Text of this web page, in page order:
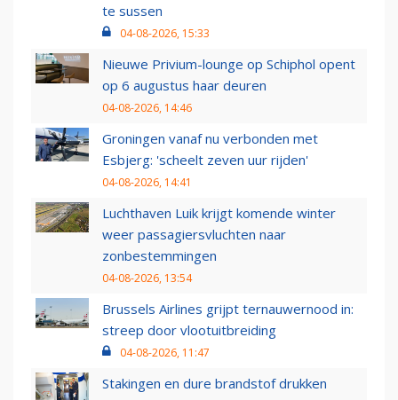
te sussen
04-08-2026, 15:33
Nieuwe Privium-lounge op Schiphol opent
op 6 augustus haar deuren
04-08-2026, 14:46
Groningen vanaf nu verbonden met
Esbjerg: 'scheelt zeven uur rijden'
04-08-2026, 14:41
Luchthaven Luik krijgt komende winter
weer passagiersvluchten naar
zonbestemmingen
04-08-2026, 13:54
Brussels Airlines grijpt ternauwernood in:
streep door vlootuitbreiding
04-08-2026, 11:47
Stakingen en dure brandstof drukken